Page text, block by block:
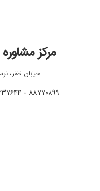
مرکز
خیابان ظفر،
۸۸۷۷۰۸۹۹ - ۲۲۶۳۷۶۴۴ ۲۲۶۳۷۶۴۶ -۲۲۶۳۷۶۴۸